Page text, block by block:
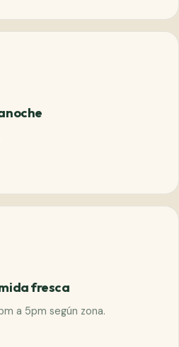
fresca
a 5pm según zona.